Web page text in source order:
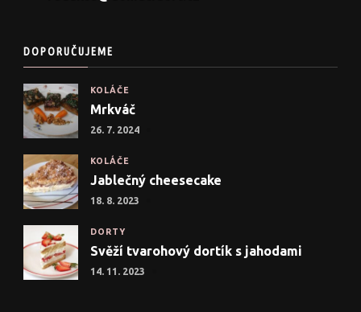
DOPORUČUJEME
KOLÁČE
Mrkváč
26. 7. 2024
KOLÁČE
Jablečný cheesecake
18. 8. 2023
DORTY
Svěží tvarohový dortík s jahodami
14. 11. 2023